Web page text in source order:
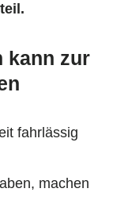
kann zur
fahrlässig
machen